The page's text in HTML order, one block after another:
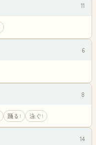
11
6
8
踊る1 泳ぐ1
14